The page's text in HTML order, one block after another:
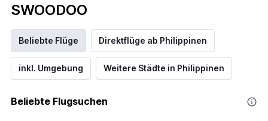
SWOODOO
Beliebte Flüge Direktflüge ab Philippinen
inkl. Umgebung Weitere Städte in Philippinen
Beliebte Flugsuchen